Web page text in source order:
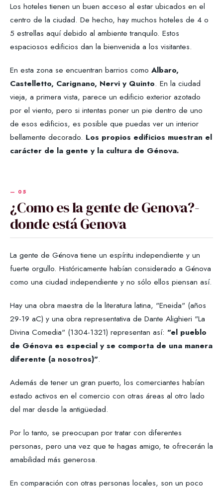
Los hoteles tienen un buen acceso al estar ubicados en el
centro de la ciudad. De hecho, hay muchos hoteles de 4 o
5 estrellas aquí debido al ambiente tranquilo. Estos
espaciosos edificios dan la bienvenida a los visitantes.
En esta zona se encuentran barrios como Albaro,
Castelletto, Carignano, Nervi y Quinto. En la ciudad
vieja, a primera vista, parece un edificio exterior azotado
por el viento, pero si intentas poner un pie dentro de uno
de esos edificios, es posible que puedas ver un interior
bellamente decorado. Los propios edificios muestran el
carácter de la gente y la cultura de Génova.
¿Como es la gente de Genova?-
donde está Genova
La gente de Génova tiene un espíritu independiente y un
fuerte orgullo. Históricamente habían considerado a Génova
como una ciudad independiente y no sólo ellos piensan así.
Hay una obra maestra de la literatura latina, "Eneida" (años
29-19 aC) y una obra representativa de Dante Alighieri "La
Divina Comedia" (1304-1321) representan así: "el pueblo
de Génova es especial y se comporta de una manera
diferente (a nosotros)".
Además de tener un gran puerto, los comerciantes habían
estado activos en el comercio con otras áreas al otro lado
del mar desde la antigüedad.
Por lo tanto, se preocupan por tratar con diferentes
personas, pero una vez que te hagas amigo, te ofrecerán la
amabilidad más generosa.
En comparación con otras personas locales, son un poco